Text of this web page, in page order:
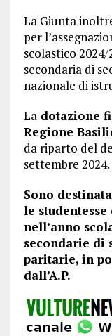
La Giunta
per
scolastico
secondaria di
nazionale di
Ladotazione
Regione
da riparto del
settembre 2024.
Sono
le
nell’anno
secondarie di
paritarie, in
dall’A.P.